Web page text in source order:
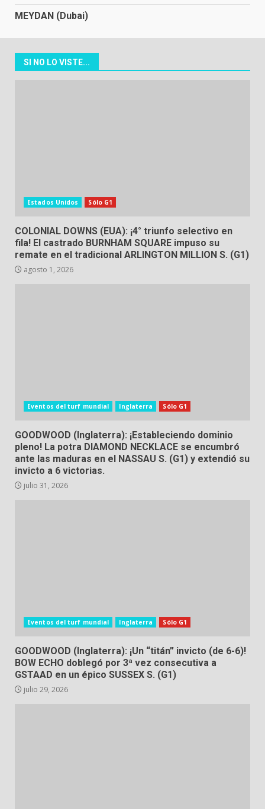
MEYDAN (Dubai)
SI NO LO VISTE...
Estados Unidos Sólo G1
COLONIAL DOWNS (EUA): ¡4° triunfo selectivo en
fila! El castrado BURNHAM SQUARE impuso su
remate en el tradicional ARLINGTON MILLION S. (G1)
agosto 1, 2026
Eventos del turf mundial Inglaterra Sólo G1
GOODWOOD (Inglaterra): ¡Estableciendo dominio
pleno! La potra DIAMOND NECKLACE se encumbró
ante las maduras en el NASSAU S. (G1) y extendió su
invicto a 6 victorias.
julio 31, 2026
Eventos del turf mundial Inglaterra Sólo G1
GOODWOOD (Inglaterra): ¡Un “titán” invicto (de 6-6)!
BOW ECHO doblegó por 3ª vez consecutiva a
GSTAAD en un épico SUSSEX S. (G1)
julio 29, 2026